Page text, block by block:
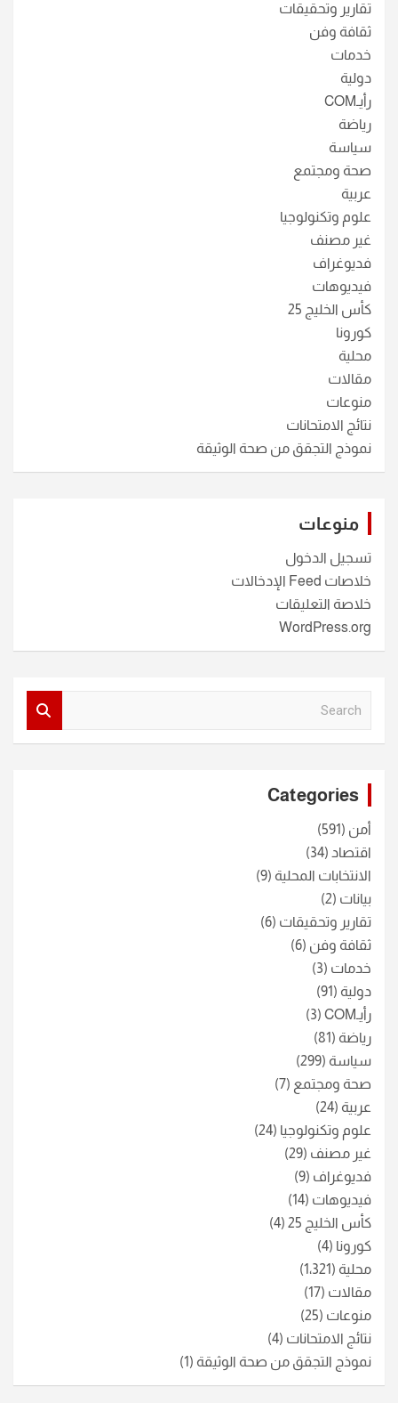
تقارير وتحقيقات
ثقافة وفن
خدمات
دولية
رأيـCOM
رياضة
سياسة
صحة ومجتمع
عربية
علوم وتكنولوجيا
غير مصنف
فديوغراف
فيديوهات
كأس الخليج 25
كورونا
محلية
مقالات
منوعات
نتائج الامتحانات
نموذج التجقق من صحة الوثيقة
منوعات
تسجيل الدخول
خلاصات Feed الإدخالات
خلاصة التعليقات
WordPress.org
Categories
أمن (591)
اقتصاد (34)
الانتخابات المحلية (9)
بيانات (2)
تقارير وتحقيقات (6)
ثقافة وفن (6)
خدمات (3)
دولية (91)
رأيـCOM
(3)
رياضة (81)
سياسة (299)
صحة ومجتمع (7)
عربية (24)
علوم وتكنولوجيا (24)
غير مصنف (29)
فديوغراف (9)
فيديوهات (14)
كأس الخليج 25
(4)
كورونا (4)
محلية (1٬321)
مقالات (17)
منوعات (25)
نتائج الامتحانات (4)
نموذج التجقق من صحة الوثيقة (1)